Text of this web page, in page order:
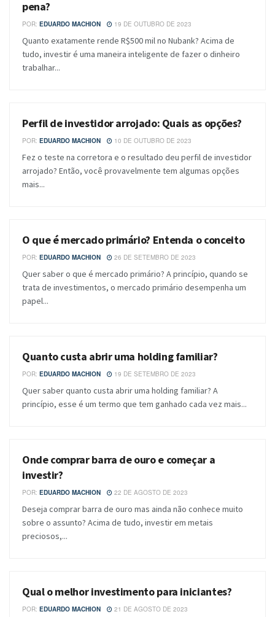
pena?
POR: EDUARDO MACHION 19 DE OUTUBRO DE 2023
Quanto exatamente rende R$500 mil no Nubank? Acima de
tudo, investir é uma maneira inteligente de fazer o dinheiro
trabalhar...
BLOG
Perfil de investidor arrojado: Quais as opções?
POR: EDUARDO MACHION 10 DE OUTUBRO DE 2023
Fez o teste na corretora e o resultado deu perfil de investidor
arrojado? Então, você provavelmente tem algumas opções
mais...
BLOG
O que é mercado primário? Entenda o conceito
POR: EDUARDO MACHION 26 DE SETEMBRO DE 2023
Quer saber o que é mercado primário? A princípio, quando se
trata de investimentos, o mercado primário desempenha um
papel...
BLOG
Quanto custa abrir uma holding familiar?
POR: EDUARDO MACHION 19 DE SETEMBRO DE 2023
Quer saber quanto custa abrir uma holding familiar? A
princípio, esse é um termo que tem ganhado cada vez mais...
BLOG
Onde comprar barra de ouro e começar a
investir?
POR: EDUARDO MACHION 22 DE AGOSTO DE 2023
Deseja comprar barra de ouro mas ainda não conhece muito
sobre o assunto? Acima de tudo, investir em metais
preciosos,...
BLOG
Qual o melhor investimento para iniciantes?
POR: EDUARDO MACHION 21 DE AGOSTO DE 2023